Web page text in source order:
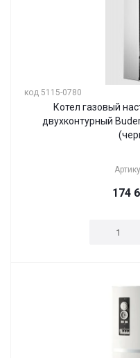
код 5115-0780
Котел газовый
двухконтурный
174